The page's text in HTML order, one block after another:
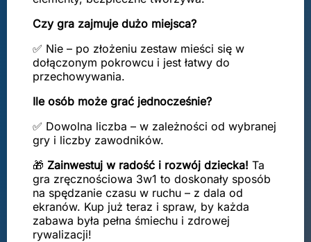
Czy gra zajmuje dużo miejsca?
✅ Nie – po złożeniu zestaw mieści się w
dołączonym pokrowcu i jest łatwy do
przechowywania.
Ile osób może grać jednocześnie?
✅ Dowolna liczba – w zależności od wybranej
gry i liczby zawodników.
🎁 Zainwestuj w radość i rozwój dziecka! Ta
gra zręcznościowa 3w1 to doskonały sposób
na spędzanie czasu w ruchu – z dala od
ekranów. Kup już teraz i spraw, by każda
zabawa była pełna śmiechu i zdrowej
rywalizacji!